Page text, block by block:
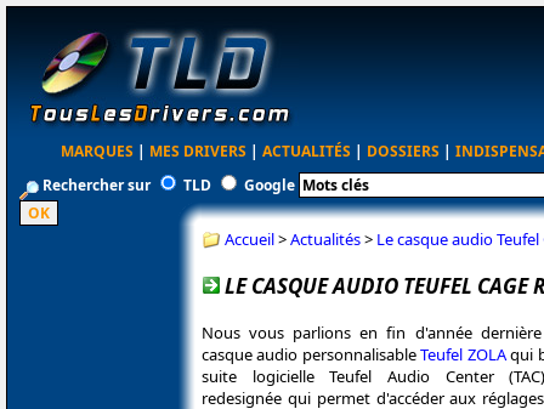
MARQUES | MES DRIVERS | ACTUALITÉS | DOSSIERS |
Rechercher sur
TLD Google
Accueil>Actualités> Le casque audio
LE CASQUE AUDIO TEUFEL CAGE
Nous vous parlions en fin d'année
casque audio personnalisableTeufel ZOLAqui
suite logicielle Teufel Audio Center
redesignée qui permet d'accéder aux